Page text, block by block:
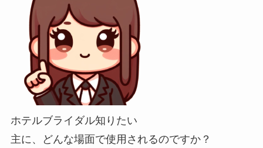
ホテルブライダル知りたい
主に、どんな場面で使用されるのですか？